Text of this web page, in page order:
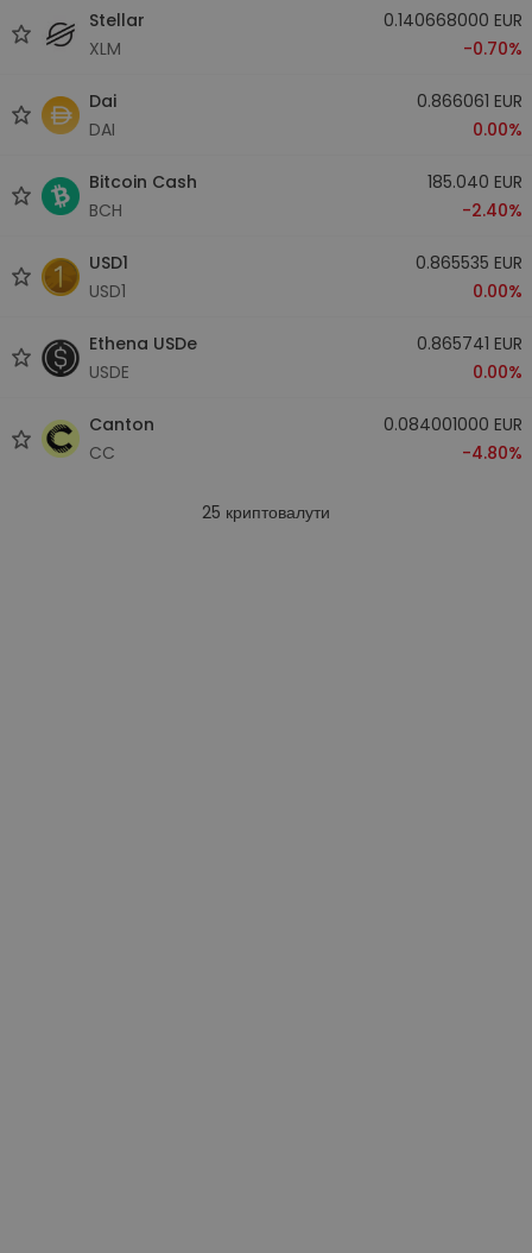
Stellar
XLM
0.140668000 EUR
-0.70%
Dai
DAI
0.866061 EUR
0.00%
Bitcoin Cash
BCH
185.040 EUR
-2.40%
USD1
USD1
0.865535 EUR
0.00%
Ethena USDe
USDE
0.865741 EUR
0.00%
Canton
CC
0.084001000 EUR
-4.80%
25 криптовалути